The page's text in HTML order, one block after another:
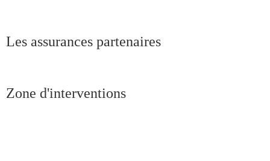
Les assurances partenaires
Zone d'interventions